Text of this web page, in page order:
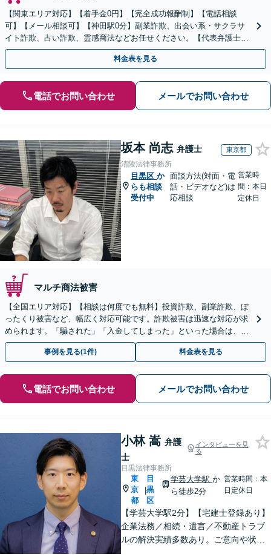
【関東エリア対応】【着手金0円】【完全成功報酬制】【電話相談
可】【メール相談可】【神田駅0分】副業詐欺、出会い系・サクラサ
イト詐欺、占い詐欺、霊感商法などお任せください。【代表弁護士が
対応】
料金表を見る
電話でお問い合わせ メールでお問い合わせ
坂本 尚志 弁護士 東京都
清陵法律事務所
目黒区 か
らも相談
受付中
面談方法(対面・電
話・ビデオなど)は
応相談
営業時
間：本日
定休日
マルチ商法被害
【全国エリア対応】【相談は何度でも無料】投資詐欺、副業詐欺、ぼ
ったくり被害など、幅広く対応可能です。詐欺被害は迅速な対応が求
められます。「騙された」「入金してしまった」といった場合は、お
早めにご相談ください。【電話・メール・WEB相談可】
事例を見る(1件) 料金表を見る
電話でお問い合わせ メールでお問い合わせ
小林 嵩 弁護
士
インタビューを見
る
目黒法律事務所
東
京
都
|
目
黒
区
学芸大学駅 か
ら徒歩2分
営業時間：本
日定休日
【学芸大学駅2分】【宅建士登録あり】
企業法務／相続・遺言／不動産トラブ
ルの解決実績多数あり。ご意向や状況